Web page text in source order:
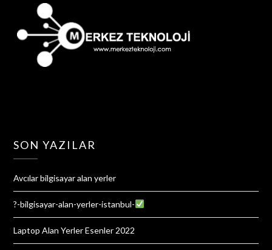
SON YAZILAR
Avcılar bilgisayar alan yerler
?-bilgisayar-alan-yerler-istanbul-
Laptop Alan Yerler Esenler 2022